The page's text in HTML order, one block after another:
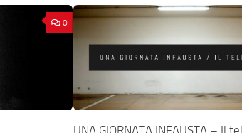
0
UNA GIORNATA INFAUSTA – Il